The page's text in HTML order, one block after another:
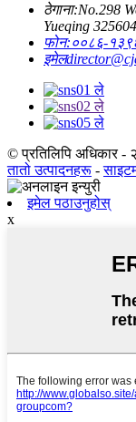
ठेगाना:No.298
Yueqing
फोन:००८६-
इमेल
© प्रतिलिपि अधिकार -
तातो उत्पादनहरू -
इमेल पठाउनुहोस्
x